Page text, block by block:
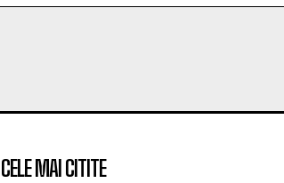
CELE MAI CITITE